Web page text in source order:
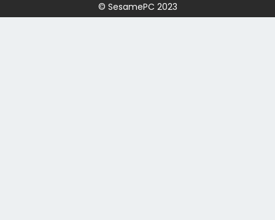
© SesamePC 2023